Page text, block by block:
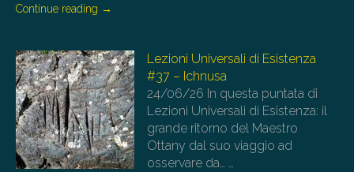
Continue reading →
Lezioni Universali di Esistenza
#37 – Ichnusa
24/06/26 In questa puntata di
Lezioni Universali di Esistenza: il
grande ritorno del Maestro
Ottany dal suo viaggio ad
osservare da… …